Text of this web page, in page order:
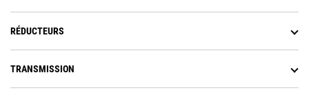
RÉDUCTEURS
TRANSMISSION